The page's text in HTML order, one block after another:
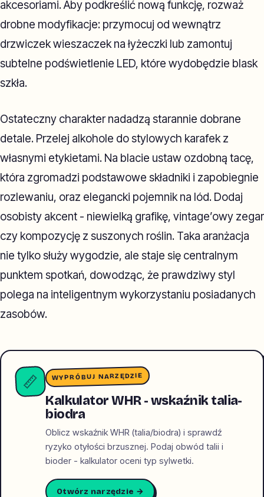
akcesoriami. Aby podkreślić nową funkcję, rozważ
drobne modyfikacje: przymocuj od wewnątrz
drzwiczek wieszaczek na łyżeczki lub zamontuj
subtelne podświetlenie LED, które wydobędzie blask
szkła.
Ostateczny charakter nadadzą starannie dobrane
detale. Przelej alkohole do stylowych karafek z
własnymi etykietami. Na blacie ustaw ozdobną tacę,
która zgromadzi podstawowe składniki i zapobiegnie
rozlewaniu, oraz elegancki pojemnik na lód. Dodaj
osobisty akcent - niewielką grafikę, vintage’owy zegar
czy kompozycję z suszonych roślin. Taka aranżacja
nie tylko służy wygodzie, ale staje się centralnym
punktem spotkań, dowodząc, że prawdziwy styl
polega na inteligentnym wykorzystaniu posiadanych
zasobów.
📏 WYPRÓBUJ NARZĘDZIE
Kalkulator WHR - wskaźnik talia-
biodra
Oblicz wskaźnik WHR (talia/biodra) i sprawdź
ryzyko otyłości brzusznej. Podaj obwód talii i
bioder - kalkulator oceni typ sylwetki.
Otwórz narzędzie →